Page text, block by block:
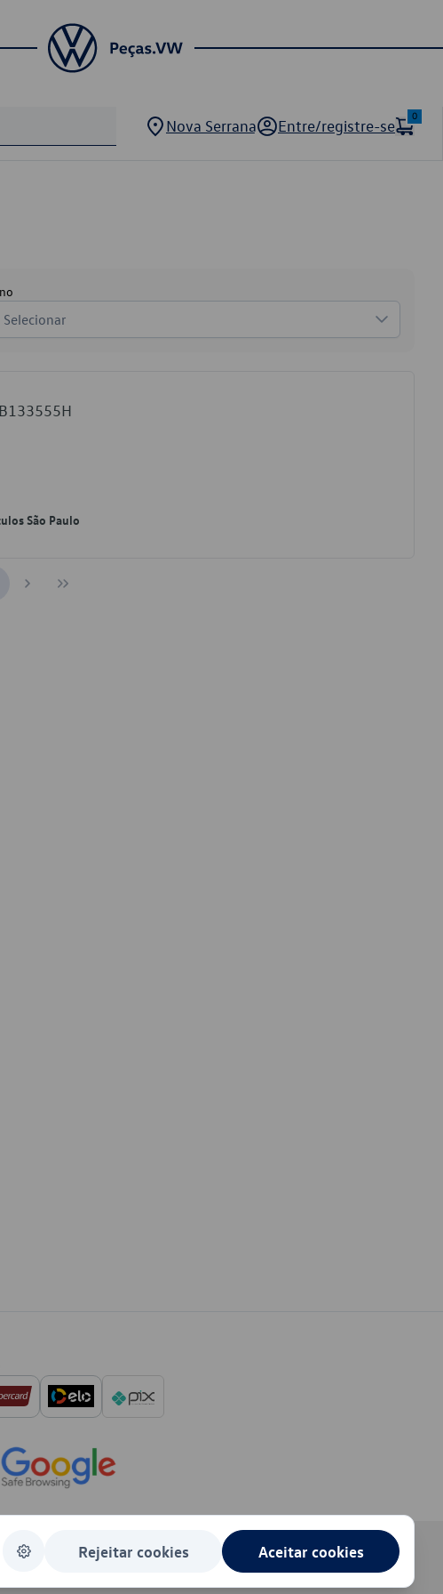
Nova Serrana Entre/registre-se
0
Selecionar
São Paulo
Rejeitar cookies Aceitar cookies